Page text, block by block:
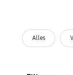
Alles